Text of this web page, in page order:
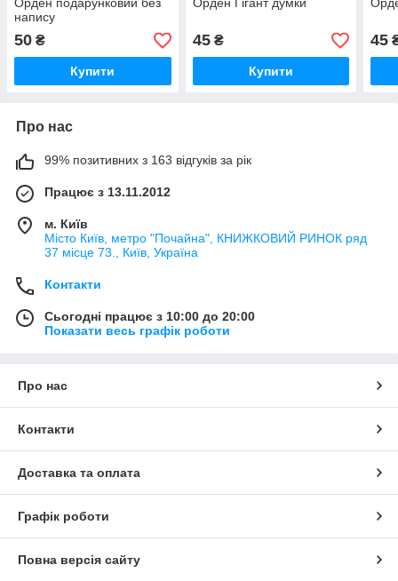
Орден подарунковий без
напису
50 ₴
Купити
Орден Гігант думки
45₴
Купити
45
Про нас
99% позитивних з 163 відгуків за рік
Працює з 13.11.2012
м. Київ
Місто Київ, метро "Почайна", КНИЖКОВИЙ РИНОК ряд
37 місце 73., Київ, Україна
Контакти
Сьогодні працює з 10:00 до 20:00
Показати весь графік роботи
Про нас
Контакти
Доставка та оплата
Графік роботи
Повна версія сайту